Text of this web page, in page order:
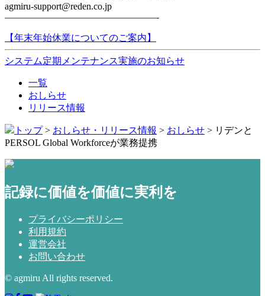
agmiru-support@reden.co.jp
————————————————-
【年末年始休業についてのご案内】
システム定期メンテナンス実施のお知らせ
一覧
おしらせ
リリース情報
トップ> おしらせ・リリース情報 > おしらせ > リデンと
PERSOL Global Workforceが業務提携
記録に価値を価値に実利を
プライバシーポリシー
利用規約
運営会社
お問い合わせ
© agmiru All rights reserved.